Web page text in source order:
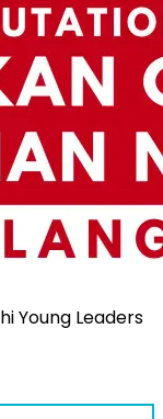
Young Leaders